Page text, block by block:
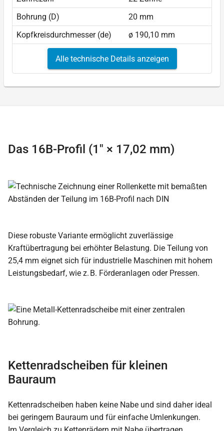
Bohrung (D)
20 mm
Kopfkreisdurchmesser (de)
ø 190,10 mm
Alle technische Details anzeigen
Das 16B-Profil (1″ × 17,02 mm)
Diese robuste Variante ermöglicht zuverlässige
Kraftübertragung bei erhöhter Belastung. Die Teilung von
25,4 mm eignet sich für industrielle Maschinen mit hohem
Leistungsbedarf, wie z. B. Förderanlagen oder Pressen.
Kettenradscheiben für kleinen
Bauraum
Kettenradscheiben haben keine Nabe und sind daher ideal
bei geringem Bauraum und für einfache Umlenkungen.